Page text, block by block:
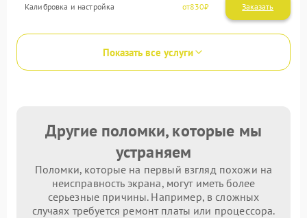
Калибровка и настройка 830
Показать все услуги
Другие поломки, которые мы
устраняем
Поломки, которые на первый взгляд похожи на
неисправность экрана, могут иметь более
серьезные причины. Например, в сложных
случаях требуется ремонт платы или процессора.